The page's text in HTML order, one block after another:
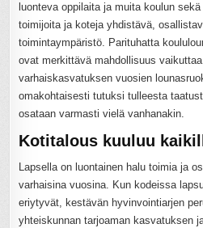
luonteva oppilaita ja muita koulun
toimijoita ja koteja yhdistävä,
toimintaympäristö. Parituhatta
ovat merkittävä mahdollisuus
varhaiskasvatuksen vuosien
omakohtaisesti tutuksi tulleesta
osataan varmasti vielä vanhanakin.
Kotitalous kuuluu
Lapsella on luontainen halu toimia ja
varhaisina vuosina. Kun kodeissa
eriytyvät, kestävän hyvinvointiarjen
yhteiskunnan tarjoaman kasvatuksen